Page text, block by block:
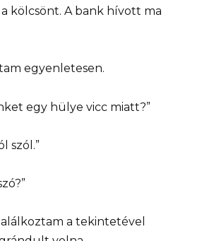
kölcsönt. A bank hívott ma
egyenletesen.
egy hülye vicc miatt?”
szól.”
a tekintetével